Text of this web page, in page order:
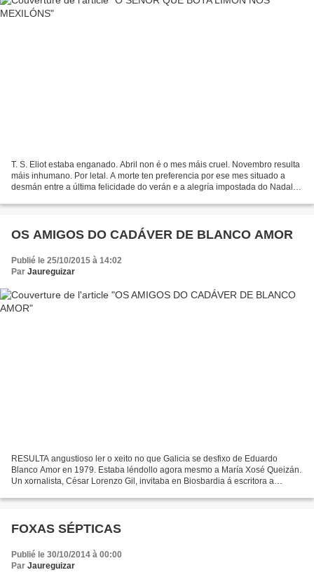
T. S. Eliot estaba enganado. Abril non é o mes máis cruel. Novembro resulta
máis inhumano. Por letal. A morte ten preferencia por ese mes situado a
desmán entre a última felicidade do verán e a alegría impostada do Nadal.
OS AMIGOS DO CADÁVER DE BLANCO AMOR
Publié le 25/10/2015 à 14:02
Par Jaureguizar
RESULTA angustioso ler o xeito no que Galicia se desfixo de Eduardo
Blanco Amor en 1979. Estaba léndollo agora mesmo a María Xosé Queizán.
Un xornalista, César Lorenzo Gil, invitaba en Biosbardia á escritora a
FOXAS SÉPTICAS
Publié le 30/10/2014 à 00:00
Par Jaureguizar